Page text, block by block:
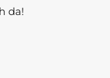
da!